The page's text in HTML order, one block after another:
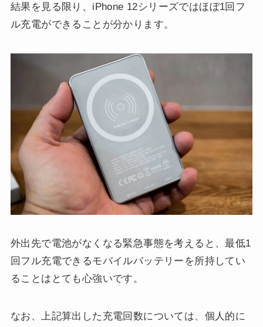
結果を見る限り、iPhone 12シリーズではほぼ1回フ
ル充電ができることが分かります。
外出先で電池がなくなる緊急事態を考えると、最低1
回フル充電できるモバイルバッテリーを所持してい
ることはとても心強いです。
なお、上記算出した充電回数については、個人的に